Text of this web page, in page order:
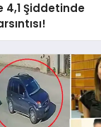
4,1 Şiddetinde